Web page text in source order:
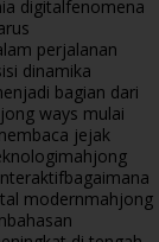
digitalfenomena
perjalanan
dinamika
bagian dari
ways mulai
jejak
mahjong
bagaimana
modernmahjong